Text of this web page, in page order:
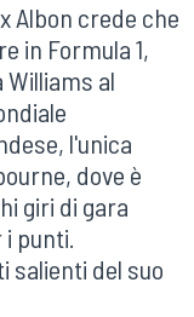
Albon crede che
in Formula 1,
al
l'unica
dove è
giri di gara
punti.
salienti del suo